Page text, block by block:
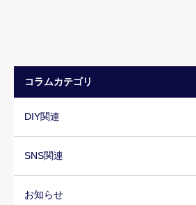
コラムカテゴリ
DIY関連
SNS関連
お知らせ